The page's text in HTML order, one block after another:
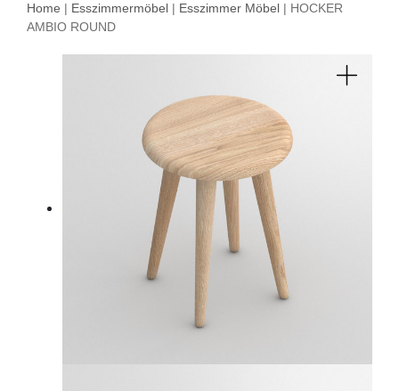
Home | Esszimmermöbel | Esszimmer Möbel | HOCKER
AMBIO ROUND